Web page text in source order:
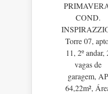
COND.
Torre 07,
11, 2º andar,
vagas de
garagem, AP
64,22m²,